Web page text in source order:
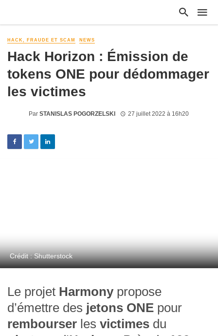
HACK, FRAUDE ET SCAM NEWS
Hack Horizon : Émission de
tokens ONE pour dédommager
les victimes
Par STANISLAS POGORZELSKI 27 juillet 2022 à 16h20
Crédit : Shutterstock
Le projet Harmonypropose
d’émettre des jetons ONE pour
rembourser les victimes du